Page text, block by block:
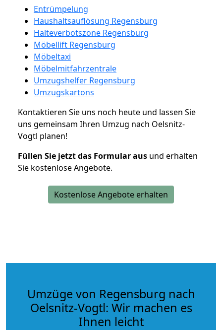
Entrümpelung
Haushaltsauflösung Regensburg
Halteverbotszone Regensburg
Möbellift Regensburg
Möbeltaxi
Möbelmitfahrzentrale
Umzugshelfer Regensburg
Umzugskartons
Kontaktieren Sie uns noch heute und lassen Sie
uns gemeinsam Ihren Umzug nach Oelsnitz-
Vogtl planen!
Füllen Sie jetzt das Formular aus und erhalten
Sie kostenlose Angebote.
Kostenlose Angebote erhalten
Umzüge von Regensburg nach
Oelsnitz-Vogtl: Wir machen es
Ihnen leicht